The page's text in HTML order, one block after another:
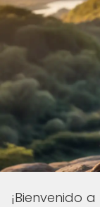
¡Bienvenido a